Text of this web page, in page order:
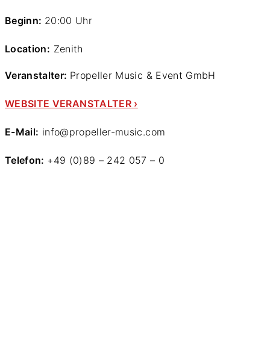
Beginn: 20:00 Uhr
Location: Zenith
Veranstalter: Propeller Music & Event GmbH
WEBSITE VERANSTALTER ›
E-Mail: info@propeller-music.com
Telefon: +49 (0)89 – 242 057 – 0